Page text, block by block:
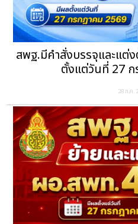
สพฐ.มีคำสั่งบรรจุและแต่
ตั้งแต่วันที่ 27
28 ก.ค.